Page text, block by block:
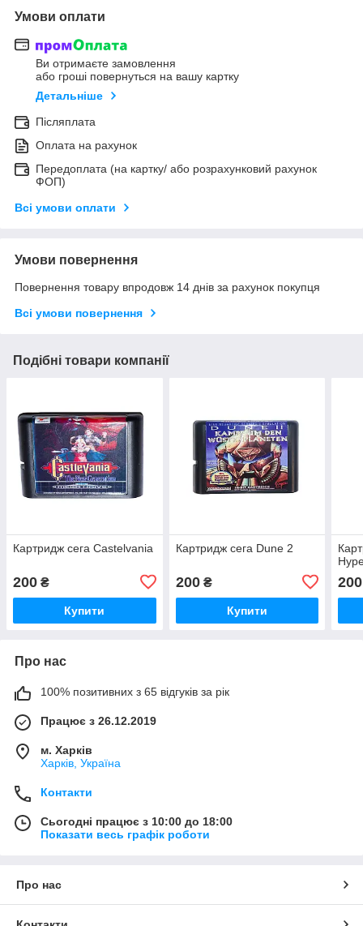
Умови оплати
Ви отримаєте замовлення
або гроші повернуться на вашу картку
Детальніше
Післяплата
Оплата на рахунок
Передоплата (на картку/ або розрахунковий рахунок
ФОП)
Всі умови оплати
Умови повернення
Повернення товару впродовж 14 днів за рахунок покупця
Всі умови повернення
Подібні товари компанії
Картридж сега Castelvania
200 ₴
Купити
Картридж сега Dune 2
200₴
Купити
200
Про нас
100% позитивних з 65 відгуків за рік
Працює з 26.12.2019
м. Харків
Харків, Україна
Контакти
Сьогодні працює з 10:00 до 18:00
Показати весь графік роботи
Про нас